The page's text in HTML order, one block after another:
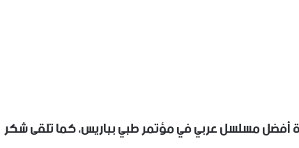
أفضل مسلسل عربي في مؤتمر طبي بباريس، كما تلقى شكر